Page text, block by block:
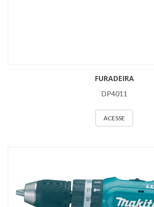
FURADEIRA
DP4011
ACESSE